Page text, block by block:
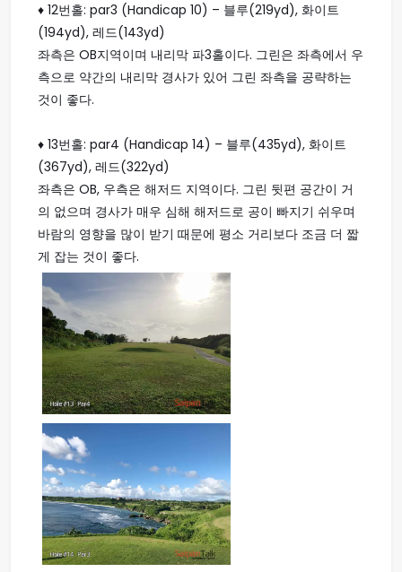
♦ 12번홀: par3 (Handicap 10) – 블루(219yd), 화이트
(194yd), 레드(143yd)
좌측은 OB지역이며 내리막 파3홀이다. 그린은 좌측에서 우
측으로 약간의 내리막 경사가 있어 그린 좌측을 공략하는
것이 좋다.
♦ 13번홀: par4 (Handicap 14) – 블루(435yd), 화이트
(367yd), 레드(322yd)
좌측은 OB, 우측은 해저드 지역이다. 그린 뒷편 공간이 거
의 없으며 경사가 매우 심해 해저드로 공이 빠지기 쉬우며
바람의 영향을 많이 받기 때문에 평소 거리보다 조금 더 짧
게 잡는 것이 좋다.